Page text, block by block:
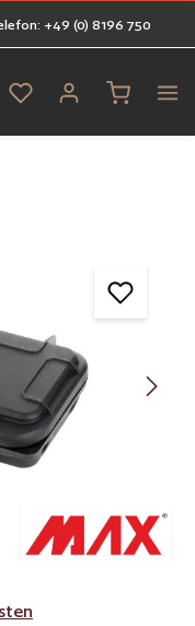
+49 (0) 8196 750